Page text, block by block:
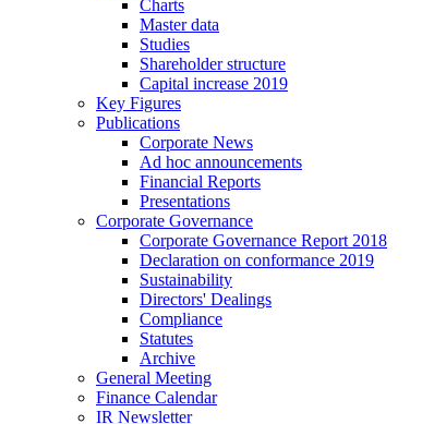
Charts
Master data
Studies
Shareholder structure
Capital increase 2019
Key Figures
Publications
Corporate News
Ad hoc announcements
Financial Reports
Presentations
Corporate Governance
Corporate Governance Report 2018
Declaration on conformance 2019
Sustainability
Directors' Dealings
Compliance
Statutes
Archive
General Meeting
Finance Calendar
IR Newsletter